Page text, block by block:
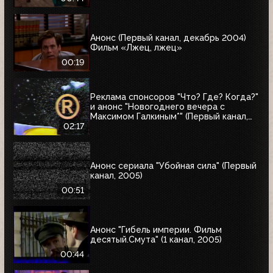
00:19
Анонс (Первый канал, декабрь 2004)
Фильм «Лжец, лжец»
02:17
Реклама спонсоров "Что? Где? Когда?"
и анонс "Новогоднего вечера с
Максимом Галкиным*" (Первый канал,
00:51
Анонс сериала "Убойная сила" (Первый
канал, 2005)
00:44
Анонс "Гибель империи. Фильм
десятый.Смута" (1 канал, 2005)